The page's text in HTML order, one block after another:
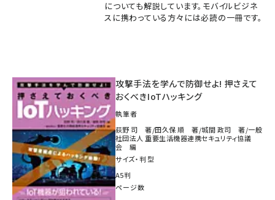
についても解説しています。モバイルビジネ
スに携わっている方々には必読の一冊です。
攻撃手法を学んで防御せよ! 押さえて
おくべきIoTハッキング
執筆者
荻野 司 著/田久保 順 著/城間 政司 著/一般
社団法人 重要生活機器連携セキュリティ協議
会 編
サイズ・判型
A5判
ページ数